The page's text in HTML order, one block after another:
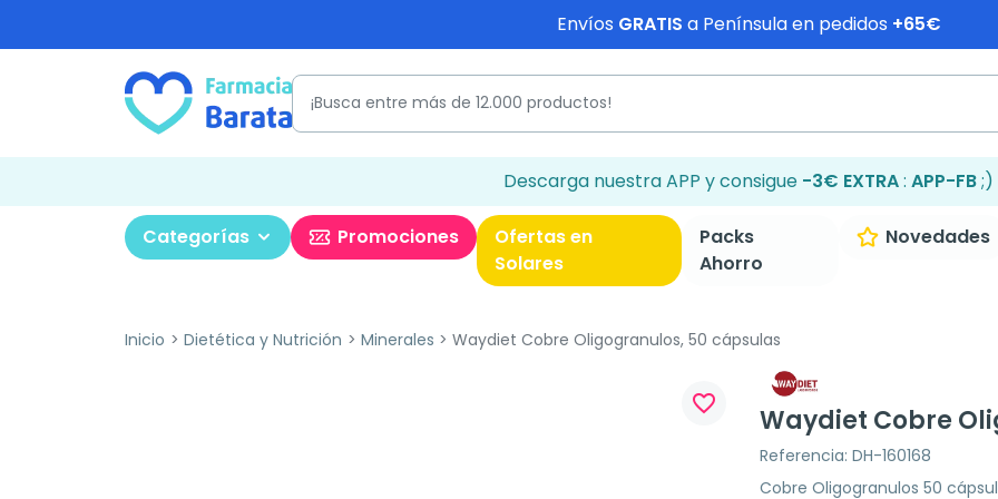
Envíos GRATIS a Península en pedidos +65€
Descarga nuestra APP y consigue -3€ EXTRA: APP-FB;)
Categorías Promociones
Ofertas en
Solares
Packs
Ahorro
Novedades
Inicio Dietética y Nutrición Minerales Waydiet Cobre Oligogranulos, 50 cápsulas
favorite_border
Waydiet Cobre
Referencia: DH-160168
Cobre Oligogranulos 50